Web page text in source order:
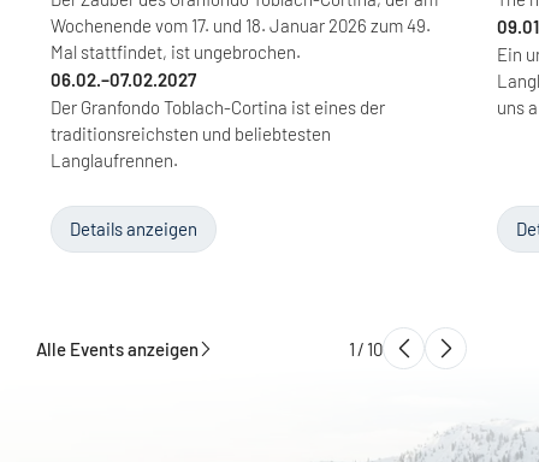
Wochenende vom 17. und 18. Januar 2026 zum 49.
Mal stattfindet, ist ungebrochen.
06.02.–07.02.2027
Der Granfondo Toblach-Cortina ist eines der
traditionsreichsten und beliebtesten
Langlaufrennen.
Details anzeigen
Ein
uns
Alle Events anzeigen 1 / 10